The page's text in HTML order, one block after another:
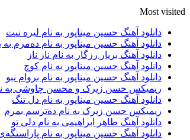
Most visited
دانلود آهنگ حسین میناپور به نام لیره نیت
دانلود آهنگ حسین میناپور به نام دەمرم بە
دانلود آهنگ بریار رزگار به نام ناز ناز
دانلود آهنگ حسین میناپور به نام کوچ
دانلود آهنگ حسین میناپور به نام بروام نبو
ریمیکس حسن زیرک و محسن چاوشی به نام
دانلود آهنگ حسین میناپور به نام دل تنگ
ریمیکس حسن زیرک به نام دەترسم بمرم
دانلود آهنگ طاهر ابراهیمی به نام دلی تو
دانلود آهنگ حسین میناپور به نام